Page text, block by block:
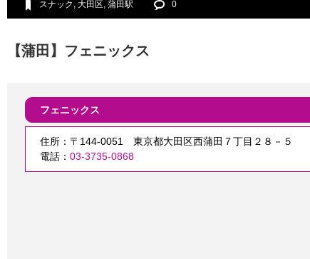
スナック , 大田区, 蒲田駅 0
【蒲田】フェニックス
フェニックス
住所：〒144-0051 東京都大田区西蒲田７丁目２８－５
電話： 03-3735-0868